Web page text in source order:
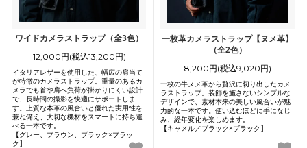
ワイドカメラストラップ（全3色）
12,000円(税込13,200円)
イタリアレザーを使用した、幅広の肩当て
が特徴のカメラストラップ。重量のあるカ
メラでも首や肩へ負荷が掛かりにくい設計
で、長時間の撮影を快適にサポートしま
す。上質な本革の風合いと優れた実用性を
兼ね備え、大切な機材をスマートに持ち運
べる一本です。
【グレー、ブラウン、ブラック×ブラッ
ク】
一枚革カメラストラップ【ヌメ革】
（全2色）
8,200円(税込9,020円)
一枚の牛ヌメ革から贅沢に切り出したカメ
ラストラップ。装飾を施さないシンプルな
デザインで、素材本来の美しい風合いが魅
力的な一本です。使い込むほどに手になじ
み、経年変化を楽しめます。
【キャメル／ブラック×ブラック】